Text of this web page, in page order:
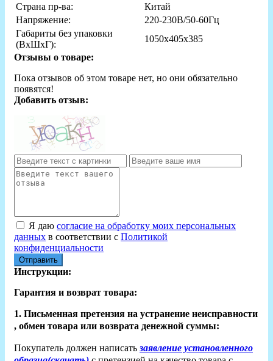
Страна пр-ва:
Китай
Напряжение:
220-230В/50-60Гц
Габариты без упаковки
(ВxШxГ):
1050х405х385
Отзывы о товаре:
Пока отзывов об этом товаре нет, но они обязательно
появятся!
Добавить отзыв:
Я даю согласие на обработку моих персональных
данных в соответствии с Политикой
конфиденциальности
Отправить
Инструкции:
Гарантия и возврат товара:
1. Письменная претензия на устранение неисправности
, обмен товара или возврата денежной суммы:
Покупатель должен написать заявление установленного